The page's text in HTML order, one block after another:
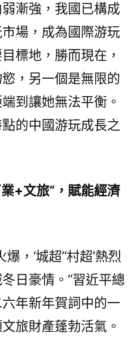
漸強，我國已構成
場，成為國際游玩
標地，勝而現在，
，另一個是無限的
到讓她無法平衡。
的中國游玩成長之
+文旅”，賦能經濟
，‘城超’‘村超’熱烈
日豪情。”習近平總
年新年賀詞中的一
旅財產蓬勃活氣。